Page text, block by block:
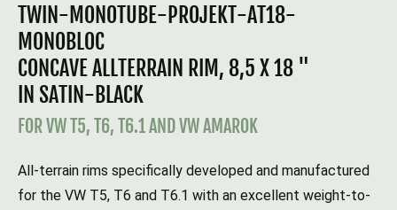
TWIN-MONOTUBE-PROJEKT-AT18-
MONOBLOC
CONCAVE ALLTERRAIN RIM, 8,5 X 18 "
IN SATIN-BLACK
FOR VW T5, T6, T6.1 AND VW AMAROK
All-terrain rims specifically developed and manufactured
for the VW T5, T6 and T6.1 with an excellent weight-to-